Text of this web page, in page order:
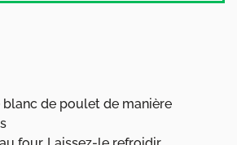
blanc de poulet de manière